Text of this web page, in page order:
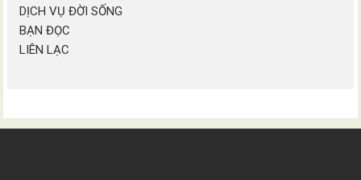
DỊCH VỤ ĐỜI SỐNG
BẠN ĐỌC
LIÊN LẠC